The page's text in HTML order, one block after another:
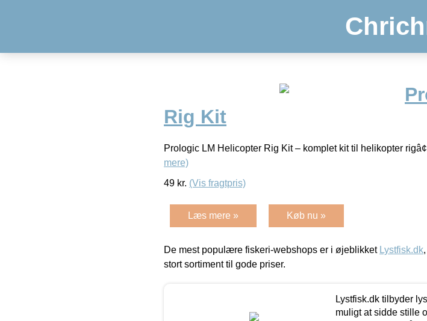
Rig Kit
Prologic LM Helicopter Rig Kit – komplet kit til helikopter
mere)
49 kr. (Vis fragtpris)
Læs mere » Køb nu »
De mest populære fiskeri-webshops er i øjeblikket Lystfisk.dk,
stort sortiment til gode priser.
Lystfisk.dk tilbyder
muligt at sidde stille